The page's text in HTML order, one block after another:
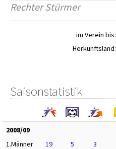
Rechter Stürmer
im Verein bis:
Herkunftsland:
Saisonstatistik
2008/09
1.Männer
19 5 3